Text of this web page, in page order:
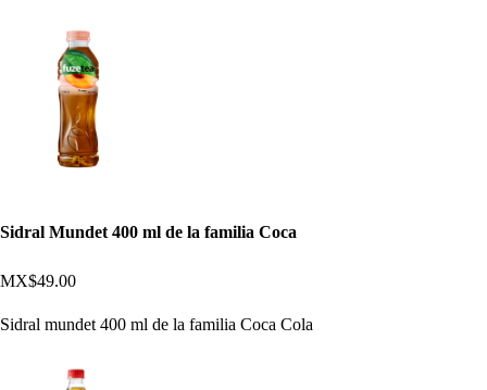
Sidral Mundet 400 ml de la familia Coca
MX$49.00
Sidral mundet 400 ml de la familia Coca Cola